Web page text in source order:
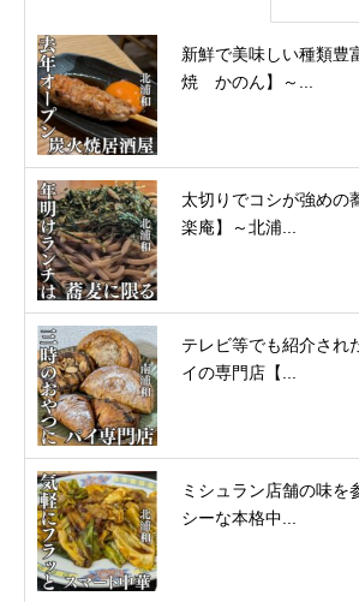
新鮮で美味しい種類豊
焼 かのん】～...
太切りでコシが強め
楽庵】～北浦...
テレビ等でも紹介され
イの専門店【...
ミシュラン店舗の味を
シーな本格中...